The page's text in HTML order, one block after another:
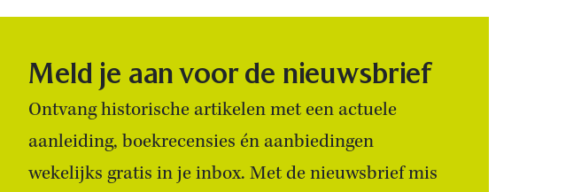
Meld je aan voor de nieuwsbrief
Ontvang historische artikelen met een actuele
aanleiding, boekrecensies én aanbiedingen
wekelijks gratis in je inbox. Met de nieuwsbrief mis